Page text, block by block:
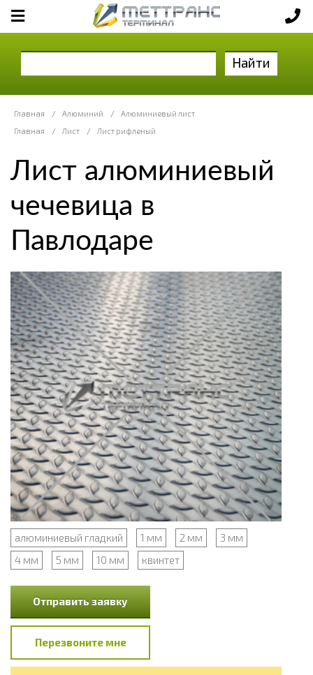
Найти
Главная / Алюминий /
Алюминиевый лист
Главная
/ Лист / Лист рифленый
Лист алюминиевый
чечевица в
Павлодаре
алюминиевый гладкий 1 мм 2 мм
3 мм
4 мм
5 мм 10 мм квинтет
Отправить заявку
Перезвоните мне